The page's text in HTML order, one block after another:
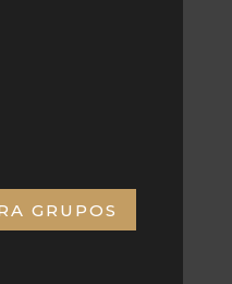
GRUPOS